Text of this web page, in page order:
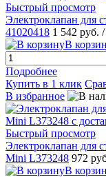
Быстрый просмотр
Электроклапан для
41020418 1 542 руб.
В
Подробнее
Купить в 1 клик
В избранное
Быстрый просмотр
Электроклапан для
Mini L373248 972
В